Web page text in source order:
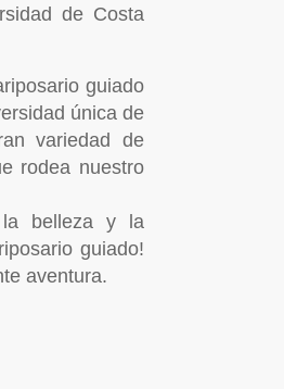
de Costa
guiado
única de
variedad de
rodea nuestro
la belleza y la
guiado!
aventura.